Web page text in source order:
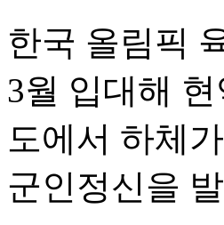
한국 올림픽
3월 입대해
도에서 하체
군인정신을